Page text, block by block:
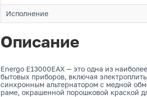
Исполнение
Описание
Energo E13000EAX — это одна из
бытовых приборов, включая
синхронным альтернатором с медной
раме, окрашенной порошковой краской